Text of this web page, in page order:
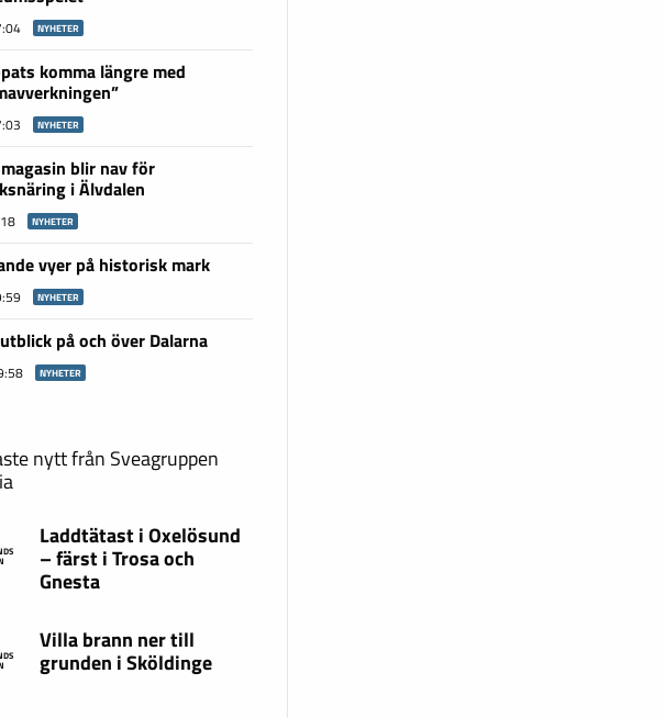
NYHETER
komma längre med
NYHETER
blir nav för
i Älvdalen
NYHETER
vyer på historisk mark
NYHETER
på och över Dalarna
NYHETER
nytt från Sveagruppen
Laddtätast i Oxelösund
– färst i Trosa och
Gnesta
Villa brann ner till
grunden i Sköldinge